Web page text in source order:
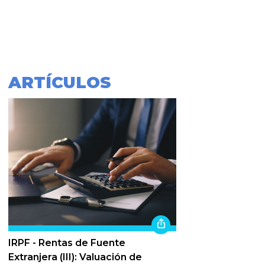
ARTÍCULOS
IRPF - Rentas de Fuente
Extranjera (III): Valuación de